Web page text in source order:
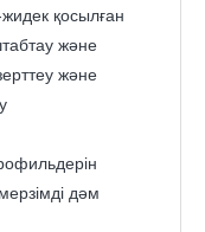
қосылған
және
және
дәм